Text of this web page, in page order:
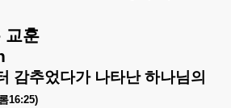
교훈
감추었다가 나타난 하나님의
롬16:25)